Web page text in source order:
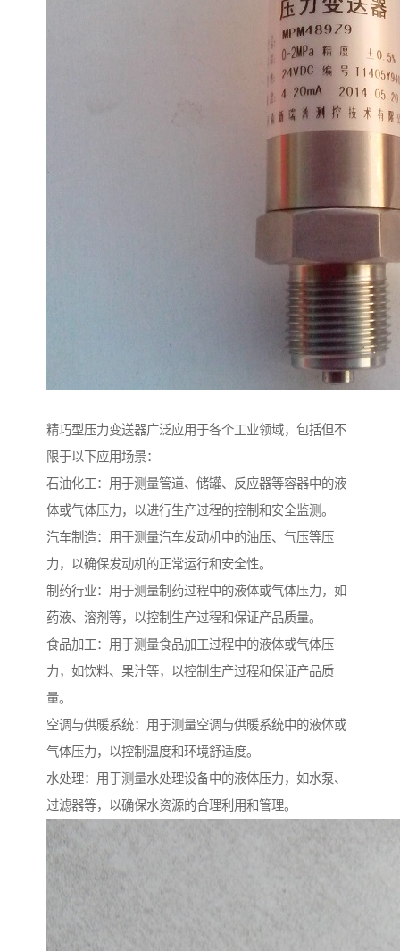
精巧型压力变送器广泛应用于各个工业领域，包括但不
限于以下应用场景：
石油化工：用于测量管道、储罐、反应器等容器中的液
体或气体压力，以进行生产过程的控制和安全监测。
汽车制造：用于测量汽车发动机中的油压、气压等压
力，以确保发动机的正常运行和安全性。
制药行业：用于测量制药过程中的液体或气体压力，如
药液、溶剂等，以控制生产过程和保证产品质量。
食品加工：用于测量食品加工过程中的液体或气体压
力，如饮料、果汁等，以控制生产过程和保证产品质
量。
空调与供暖系统：用于测量空调与供暖系统中的液体或
气体压力，以控制温度和环境舒适度。
水处理：用于测量水处理设备中的液体压力，如水泵、
过滤器等，以确保水资源的合理利用和管理。